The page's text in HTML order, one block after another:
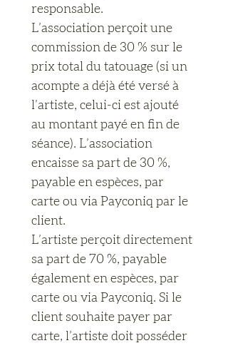
responsable.
L’association perçoit une
commission de 30 % sur le
prix total du tatouage (si un
acompte a déjà été versé à
l’artiste, celui-ci est ajouté
au montant payé en fin de
séance). L’association
encaisse sa part de 30 %,
payable en espèces, par
carte ou via Payconiq par le
client.
L’artiste perçoit directement
sa part de 70 %, payable
également en espèces, par
carte ou via Payconiq. Si le
client souhaite payer par
carte, l’artiste doit posséder